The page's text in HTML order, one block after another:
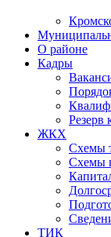
О районе
Кадры
Резерв
ЖКХ
Схемы
Схемы
ТИК